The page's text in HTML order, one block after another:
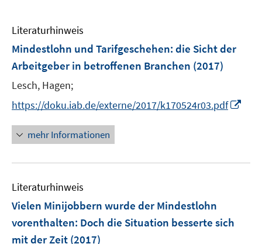
Literaturhinweis
Mindestlohn und Tarifgeschehen: die Sicht der
Arbeitgeber in betroffenen Branchen (2017)
Lesch, Hagen;
https://doku.iab.de/externe/2017/k170524r03.pdf
u
mehr Informationen
Literaturhinweis
Vielen Minijobbern wurde der Mindestlohn
vorenthalten: Doch die Situation besserte sich
mit der Zeit (2017)